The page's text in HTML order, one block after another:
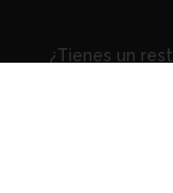
¿Tienes un